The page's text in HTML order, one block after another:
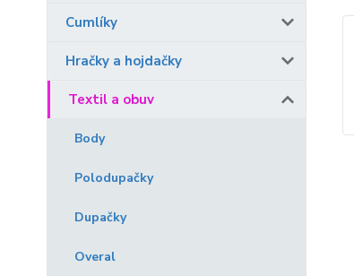
Cumlíky
Hračky a hojdačky
Textil a obuv
Body
Polodupačky
Dupačky
Overal